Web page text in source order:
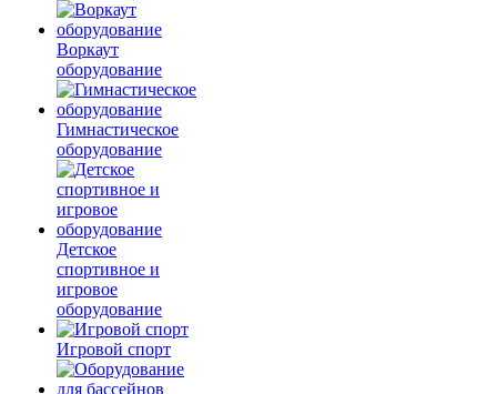
Воркаут
оборудование
Гимнастическое
оборудование
Детское
спортивное и
игровое
оборудование
Игровой спорт